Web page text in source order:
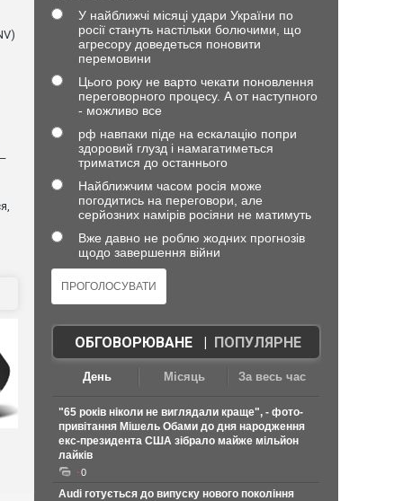
У найближчі місяці удари України по
росії стануть настільки болючими, що
агресору доведеться поновити
перемовини
Цього року не варто чекати поновлення
переговорного процесу. А от наступного
- можливо все
рф навпаки піде на ескалацію попри
здоровий глузд і намагатиметься
триматися до останнього
Найближчим часом росія може
погодитись на переговори, але
серйозних намірів росіяни не матимуть
Вже давно не роблю жодних прогнозів
щодо завершення війни
ОБГОВОРЮВАНЕ| ПОПУЛЯРНЕ
День Місяць За весь час
"65 років ніколи не виглядали краще", - фото-
привітання Мішель Обами до дня народження
екс-президента США зібрало майже мільйон
лайків
0
Audi готується до випуску нового покоління